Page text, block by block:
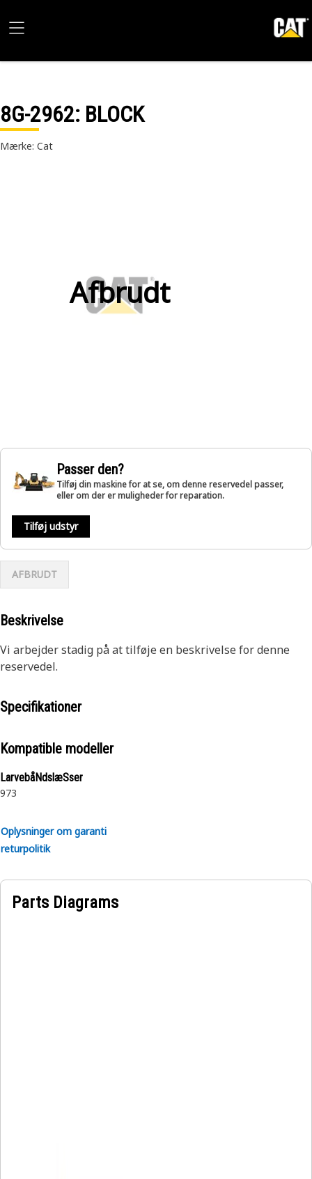
8G-2962: BLOCK
Mærke: Cat
Afbrudt
Passer den?
Tilføj din maskine for at se, om denne reservedel passer,
eller om der er muligheder for reparation.
Tilføj udstyr
AFBRUDT
Beskrivelse
Vi arbejder stadig på at tilføje en beskrivelse for denne
reservedel.
Specifikationer
Kompatible modeller
LarvebåNdslæSser
973
Oplysninger om garanti
returpolitik
Parts Diagrams